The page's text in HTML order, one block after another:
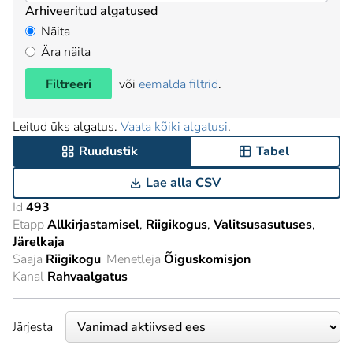
Arhiveeritud algatused
Näita
Ära näita
Filtreeri
või eemalda filtrid.
Leitud üks algatus. Vaata kõiki algatusi.
Ruudustik
Tabel
Lae alla CSV
Id 493
EtappAllkirjastamisel Riigikogus Valitsusasutuses
Järelkaja
Saaja Riigikogu Menetleja Õiguskomisjon
Kanal Rahvaalgatus
Järjesta